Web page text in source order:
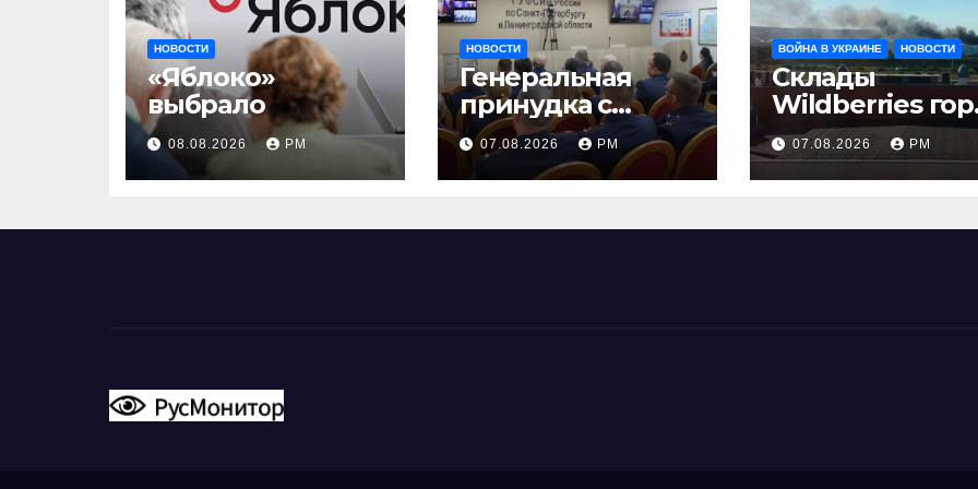
НОВОСТИ
«Яблоко»
выбрало
08.08.2026 РМ
НОВОСТИ
Генеральная
принудка с
изоляцией
07.08.2026 РМ
ВОЙНА В УКРАИНЕ НОВОСТИ
Склады
Wildberries
на Урале, сенат
принимает по
Грэму закон
07.08.2026 РМ